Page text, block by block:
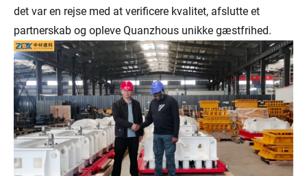
det var en rejse med at verificere kvalitet, afslutte et
partnerskab og opleve Quanzhous unikke gæstfrihed.